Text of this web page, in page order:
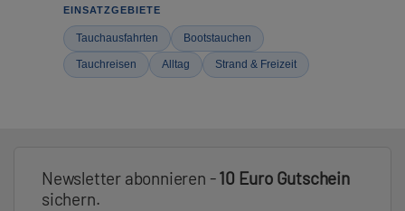
EINSATZGEBIETE
Tauchausfahrten Bootstauchen
Tauchreisen Alltag Strand & Freizeit
Newsletter abonnieren -10 Euro Gutschein
sichern.